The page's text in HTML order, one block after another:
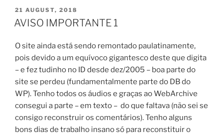
POSTED
ON
21 AUGUST, 2018
AVISO IMPORTANTE 1
O site ainda está sendo remontado paulatinamente,
pois devido a um equívoco gigantesco deste que digita
– e fez tudinho no ID desde dez/2005 – boa parte do
site se perdeu (fundamentalmente parte do DB do
WP). Tenho todos os áudios e graças ao WebArchive
consegui a parte – em texto – do que faltava (não sei se
consigo reconstruir os comentários). Tenho alguns
bons dias de trabalho insano só para reconstituir o